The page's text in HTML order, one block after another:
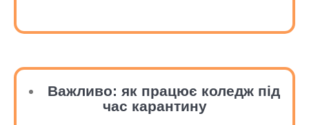
Важливо: як працює коледж під
час карантину